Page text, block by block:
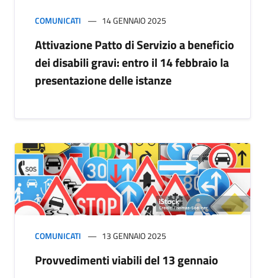
COMUNICATI 14 GENNAIO 2025
Attivazione Patto di Servizio a beneficio
dei disabili gravi: entro il 14 febbraio la
presentazione delle istanze
COMUNICATI 13 GENNAIO 2025
Provvedimenti viabili del 13 gennaio